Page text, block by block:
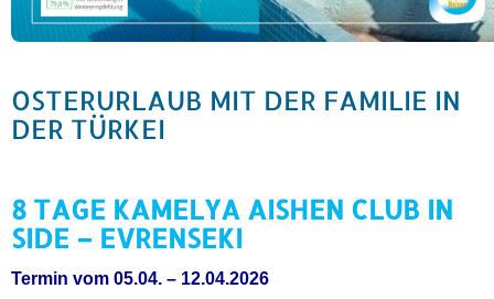
OSTERURLAUB MIT DER FAMILIE IN
DER TÜRKEI
8 TAGE KAMELYA AISHEN CLUB IN
SIDE – EVRENSEKI
Termin vom 05.04. – 12.04.2026